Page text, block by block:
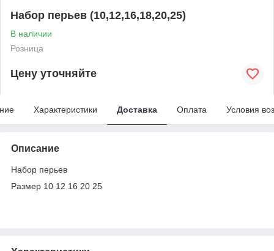
Набор перьев (10,12,16,18,20,25)
В наличии
Розница
Цену уточняйте
Характеристики Доставка Оплата Условия
Описание
Набор перьев
Размер 10 12 16 20 25